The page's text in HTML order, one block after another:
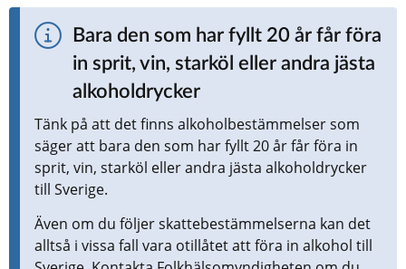
Bara den som har fyllt 20 år får föra
in sprit, vin, starköl eller andra jästa
alkoholdrycker
Tänk på att det finns alkoholbestämmelser som
säger att bara den som har fyllt 20 år får föra in
sprit, vin, starköl eller andra jästa alkoholdrycker
till Sverige.
Även om du följer skattebestämmelserna kan det
alltså i vissa fall vara otillåtet att föra in alkohol till